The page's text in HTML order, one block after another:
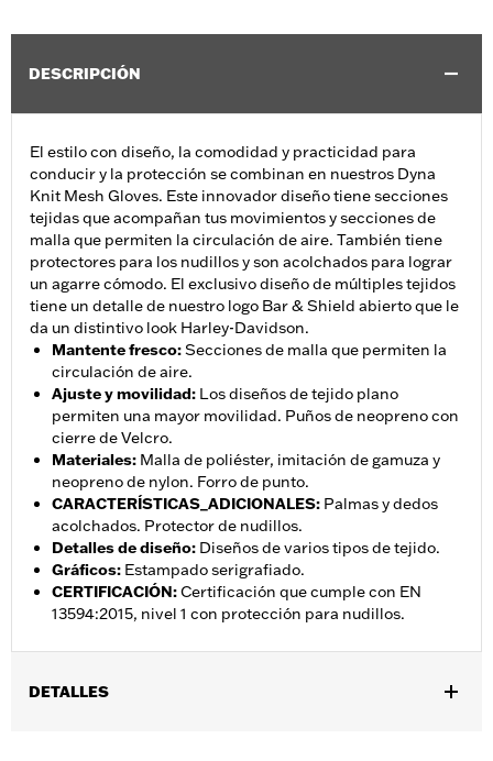
DESCRIPCIÓN
El estilo con diseño, la comodidad y practicidad para
conducir y la protección se combinan en nuestros Dyna
Knit Mesh Gloves. Este innovador diseño tiene secciones
tejidas que acompañan tus movimientos y secciones de
malla que permiten la circulación de aire. También tiene
protectores para los nudillos y son acolchados para lograr
un agarre cómodo. El exclusivo diseño de múltiples tejidos
tiene un detalle de nuestro logo Bar & Shield abierto que le
da un distintivo look Harley-Davidson.
Mantente fresco:Secciones de malla que permiten la
circulación de aire.
Ajuste y movilidad: Los diseños de tejido plano
permiten una mayor movilidad. Puños de neopreno con
cierre de Velcro.
Materiales: Malla de poliéster, imitación de gamuza y
neopreno de nylon. Forro de punto.
CARACTERÍSTICAS_ADICIONALES: Palmas y dedos
acolchados. Protector de nudillos.
Detalles de diseño: Diseños de varios tipos de tejido.
Gráficos: Estampado serigrafiado.
CERTIFICACIÓN:Certificación que cumple con EN
13594:2015, nivel 1 con protección para nudillos.
DETALLES